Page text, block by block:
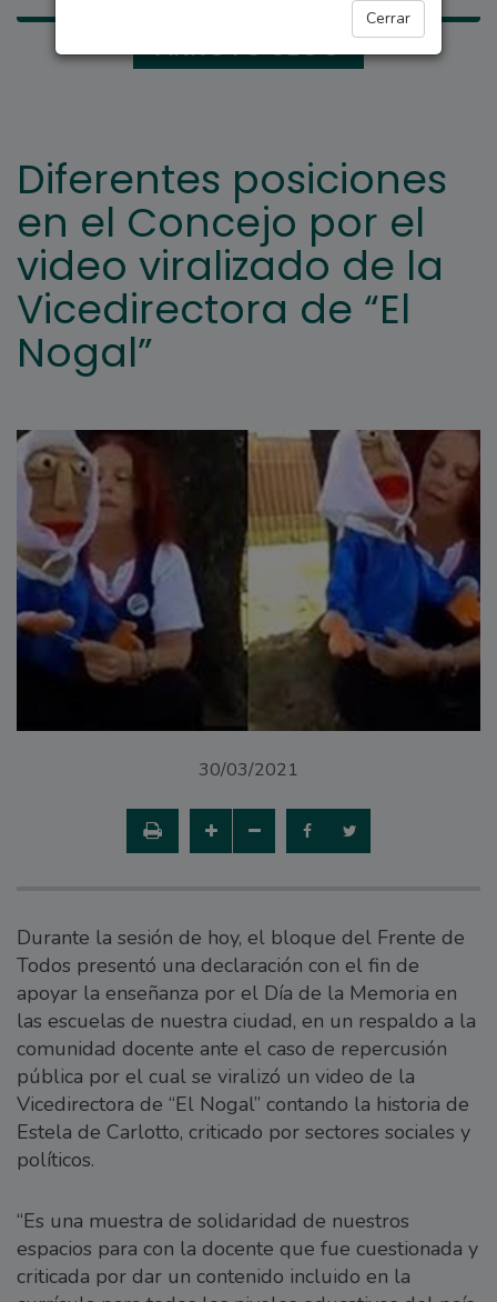
Cerrar
ARROYO SECO
Diferentes posiciones
en el Concejo por el
video viralizado de la
Vicedirectora de “El
Nogal”
30/03/2021
Durante la sesión de hoy, el bloque del Frente de
Todos presentó una declaración con el fin de
apoyar la enseñanza por el Día de la Memoria en
las escuelas de nuestra ciudad, en un respaldo a la
comunidad docente ante el caso de repercusión
pública por el cual se viralizó un video de la
Vicedirectora de “El Nogal” contando la historia de
Estela de Carlotto, criticado por sectores sociales y
políticos.
“Es una muestra de solidaridad de nuestros
espacios para con la docente que fue cuestionada y
criticada por dar un contenido incluido en la